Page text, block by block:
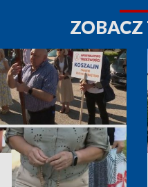
ZOBACZ